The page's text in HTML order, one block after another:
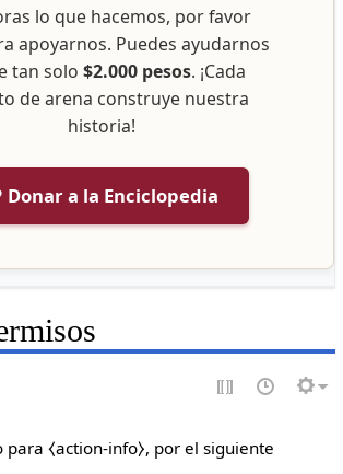
lo que hacemos, por favor
apoyarnos. Puedes ayudarnos
tan solo $2.000 pesos. ¡Cada
de arena construye nuestra
historia!
a la Enciclopedia
para ⧼action-info⧽, por el siguiente